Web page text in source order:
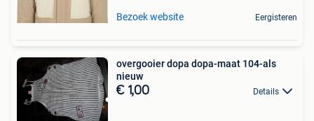
Bezoek website Eergisteren
overgooier dopa dopa-maat 104-als
nieuw
€ 1,00 Details